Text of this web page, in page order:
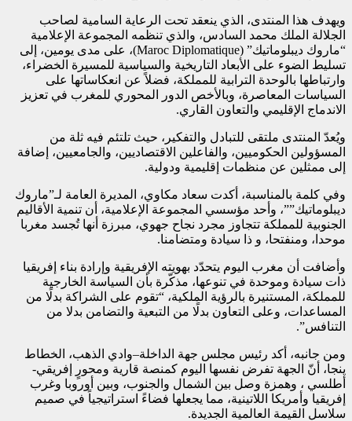
ويهدف هذا المنتدى، الذي ينعقد تحت الرعاية السامية لصاحب
الجلالة الملك محمد السادس، والذي تنظمه المجموعة الإعلامية
“ماروك ديبلوماتيك” (Maroc Diplomatique‏)، على مدى يومين، إلى
تسليط الضوء على الأبعاد التاريخية والسياسية للمسيرة الخضراء،
وارتباطها بالوحدة الترابية للمملكة، فضلاً عن انعكاساتها على
السياسات المعاصرة، وبالأخص الدور المحوري للمغرب في تعزيز
الاندماج الإقليمي والتعاون القاري.
ويُعدّ المنتدى ملتقى للتبادل والتفكير، حيث تلتئم فيه ثلة من
المسؤولين الحكوميين، والفاعلين الاقتصاديين، والجامعيين، إضافة
إلى ممثلين عن منظمات إقليمية ودولية.
وفي كلمة بالمناسبة، أكدت سعاد مكاوي، المديرة العامة لـ”ماروك
ديبلوماتيك””، وأحد مؤسسي المجموعة الإعلامية، أن تنمية الأقاليم
الجنوبية للمملكة تتجاوز مجرد نجاح جهوي، مبرزة أنها تُجسد مغربا
موحدا، ومنفتحا، و ذا سيادة ومتضامنا.
وأضافت أن مغرب اليوم يتحدّد بهويته الإفريقية وإرادة بناء إفريقيا
ذات سيادة وموحدة في تنوعها، مذكّرة بأن السياسة الخارجية
للمملكة، المستنيرة بالرؤية الملكية، “تقوم على الشراكة بدلًا من
المساعدات، وعلى التعاون بدلًا من التبعية والتضامن بدلا من
التنافس”.
ومن جانبه، أكد رئيس مجلس جهة الداخلة–وادي الذهب، الخطاط
ينجا، أنّ الجهة تفرض نفسها اليوم كمنصة قارية ومحورٍ إفريقي-
أطلسي ، وهمزة وصل بين الشمال والجنوب، وبين أوروبا وغرب
إفريقيا وأمريكا اللاتينية، مما يجعلها فضاءً استراتيجياً في صميم
سلاسل القيمة العالمية الجديدة.